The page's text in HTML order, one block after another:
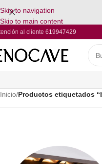
Skip to navigation
Skip to main content
al cliente 619947429
Inicio/Productos etiquetados